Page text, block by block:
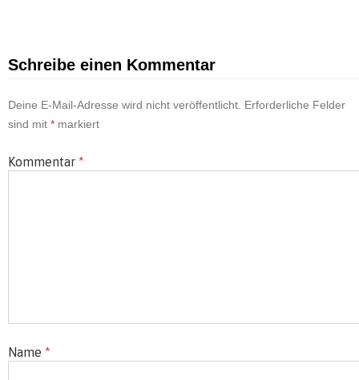
Schreibe einen Kommentar
Deine E-Mail-Adresse wird nicht veröffentlicht. Erforderliche Felder
sind mit * markiert
Kommentar *
Name *